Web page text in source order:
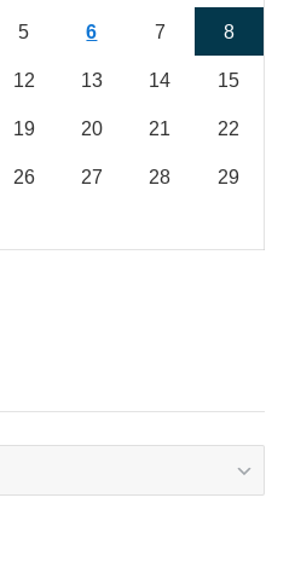
5 6 7 8
12 13 14 15
19 20 21 22
26 27 28 29